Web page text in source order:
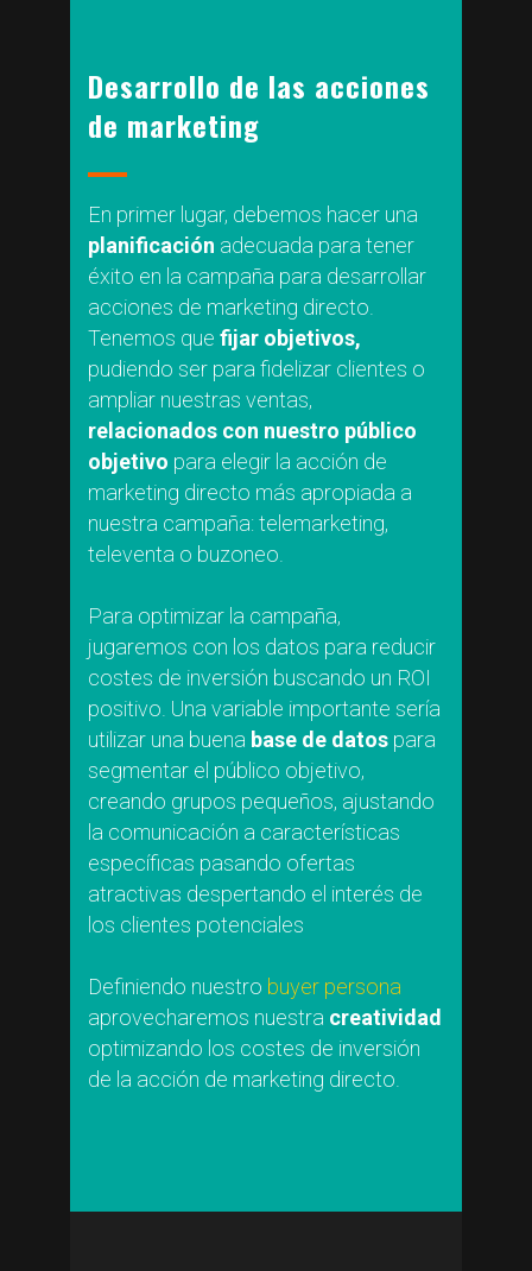
Desarrollo de las acciones
de marketing
En primer lugar, debemos hacer una
planificación adecuada para tener
éxito en la campaña para desarrollar
acciones de marketing directo.
Tenemos que fijar objetivos,
pudiendo ser para fidelizar clientes o
ampliar nuestras ventas,
relacionados con nuestro público
objetivo para elegir la acción de
marketing directo más apropiada a
nuestra campaña: telemarketing,
televenta o buzoneo.
Para optimizar la campaña,
jugaremos con los datos para reducir
costes de inversión buscando un ROI
positivo. Una variable importante sería
utilizar una buena base de datos para
segmentar el público objetivo,
creando grupos pequeños, ajustando
la comunicación a características
específicas pasando ofertas
atractivas despertando el interés de
los clientes potenciales
Definiendo nuestro buyer persona
aprovecharemos nuestra creatividad
optimizando los costes de inversión
de la acción de marketing directo.